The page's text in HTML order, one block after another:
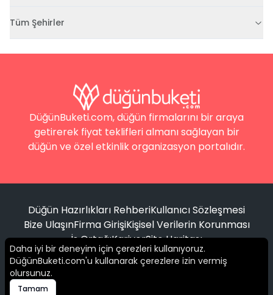
Tüm Şehirler
Filtrele
DüğünBuketi.com, düğün firmalarını bir araya
getirerek fiyat teklifleri almanı sağlayan bir
düğün ve özel etkinlik organizasyon portalıdır.
Düğün Hazırlıkları RehberiKullanıcı Sözleşmesi
Bize UlaşınFirma GirişiKişisel Verilerin Korunması
İş OrtağıKariyerSite Haritası
© 2016 -
Daha iyi bir deneyim için çerezleri kullanıyoruz.
DüğünBuketi.com'u kullanarak çerezlere izin vermiş
olursunuz.
Tamam